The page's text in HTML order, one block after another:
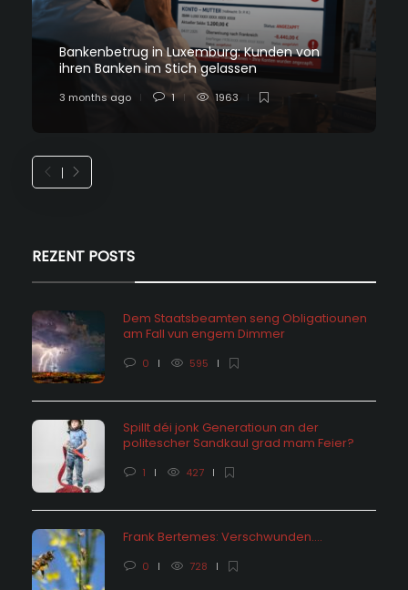
Bankenbetrug in Luxemburg: Kunden von
ihren Banken im Stich gelassen
3 months ago 1 1963
REZENT POSTS
Dem Staatsbeamten seng Obligatiounen
am Fall vun engem Dimmer
0 595
Spillt déi jonk Generatioun an der
politescher Sandkaul grad mam Feier?
1 427
Frank Bertemes: Verschwunden….
0 728